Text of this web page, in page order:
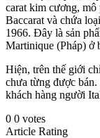
carat kim cương,
Baccarat và chứa
1966. Đây là sản
Martinique (Pháp) ở
Hiện, trên thế giới
chưa từng được
khách hàng người
0 0 votes
Article Rating